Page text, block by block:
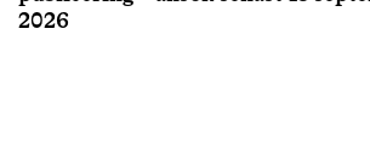
2026